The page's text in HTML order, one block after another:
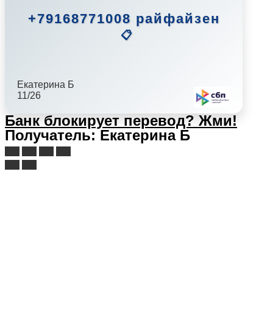
+79168771008 райфайзен
📋
Екатерина Б
11/26
Банк блокирует перевод? Жми!
Получатель: Екатерина Б